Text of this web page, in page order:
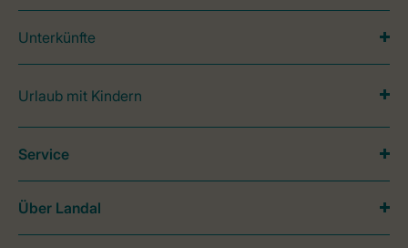
Unterkünfte
Urlaub mit Kindern
Service
Über Landal